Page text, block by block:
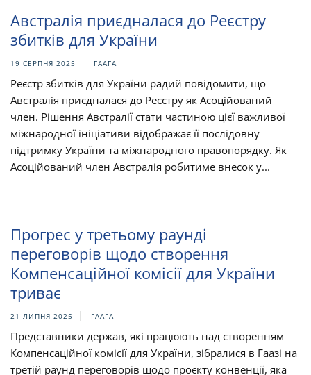
Австралія приєдналася до Реєстру
збитків для України
19 СЕРПНЯ 2025 ГААГА
Реєстр збитків для України радий повідомити, що
Австралія приєдналася до Реєстру як Асоційований
член. Рішення Австралії стати частиною цієї важливої
міжнародної ініціативи відображає її послідовну
підтримку України та міжнародного правопорядку. Як
Асоційований член Австралія робитиме внесок у...
Прогрес у третьому раунді
переговорів щодо створення
Компенсаційної комісії для України
триває
21 ЛИПНЯ 2025 ГААГА
Представники держав, які працюють над створенням
Компенсаційної комісії для України, зібралися в Гаазі на
третій раунд переговорів щодо проєкту конвенції, яка